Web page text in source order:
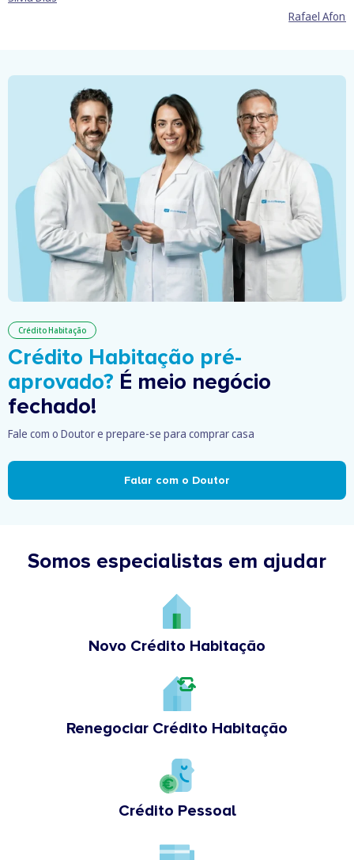
Rafael
Crédito Habitação
Crédito Habitação pré-
aprovado? É meio negócio
fechado!
Fale com o Doutor e prepare-se para comprar casa
Falar com o Doutor
Somos especialistas em ajudar
Novo Crédito Habitação
Renegociar Crédito Habitação
Crédito Pessoal